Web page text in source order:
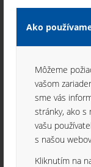
Ako
Môžeme
vašom
sme vás
stránky, ako s
vašu
s našou
Kliknutím na